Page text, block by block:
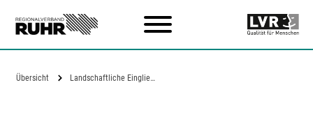
Übersicht Landschaftliche Eingliederung einer…